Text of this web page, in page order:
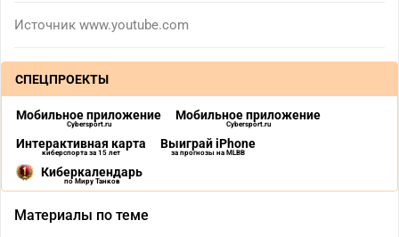
Источник www.youtube.com
СПЕЦПРОЕКТЫ
Мобильное приложение
Cybersport.ru
Мобильное приложение
Cybersport.ru
Интерактивная карта
киберспорта за 15 лет
Выиграй iPhone
за прогнозы на MLBB
Киберкалендарь
по Миру Танков
Материалы по теме